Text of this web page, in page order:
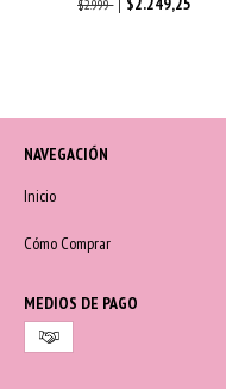
$2.999
NAVEGACIÓN
Inicio
Cómo Comprar
MEDIOS DE PAGO